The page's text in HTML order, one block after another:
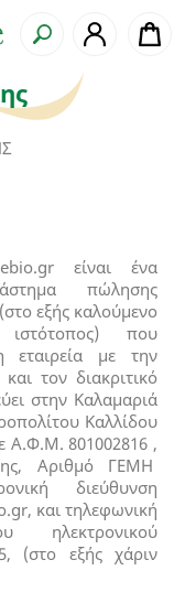
είναι ένα
πώλησης
εξής καλούμενο
που
εταιρεία με την
τον διακριτικό
στην Καλαμαριά
Καλλίδου
Α.Φ.Μ. 801002816 ,
Αριθμό ΓΕΜΗ
διεύθυνση
, και τηλεφωνική
ηλεκτρονικού
(στο εξής χάριν